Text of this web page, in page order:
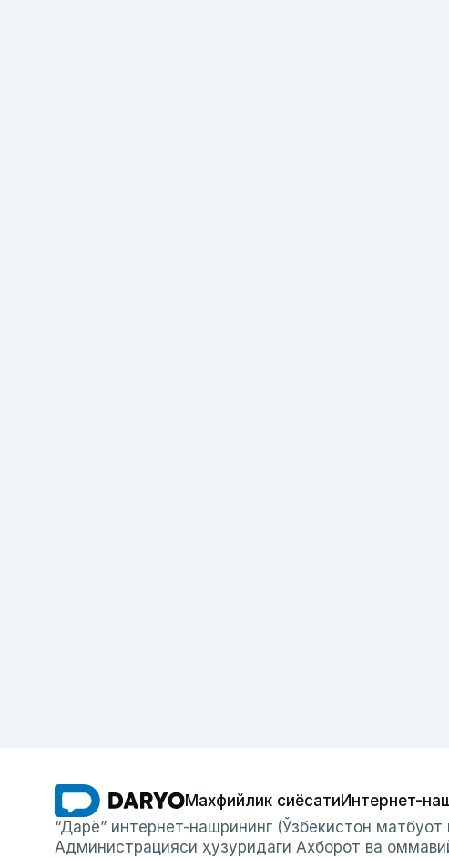
Махфийлик сиёсатиИнтернет-
“Дарё” интернет-нашрининг (Ўзбекистон
Администрацияси ҳузуридаги Ахборот ва